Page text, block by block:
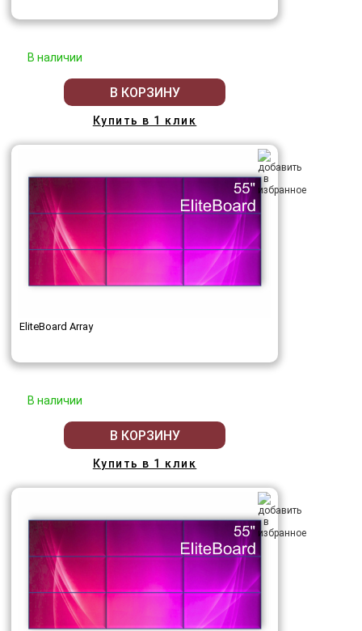
В наличии
В КОРЗИНУ
Купить в 1 клик
EliteBoard Array
В наличии
В КОРЗИНУ
Купить в 1 клик